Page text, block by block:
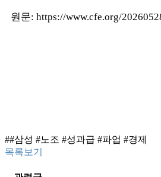
원문: https://www.cfe.org/
##삼성 #노조 #성과급 #파업 #경제
목록보기